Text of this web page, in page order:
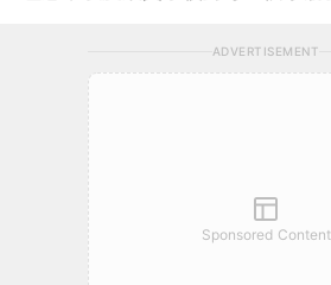
ADVERTISEMENT
Sponsored Content